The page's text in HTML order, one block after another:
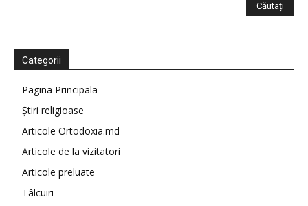
Categorii
Pagina Principala
Știri religioase
Articole Ortodoxia.md
Articole de la vizitatori
Articole preluate
Tâlcuiri